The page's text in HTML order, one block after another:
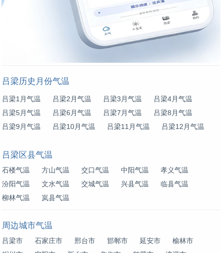
吕梁历史月份气温
吕梁1月气温 吕梁2月气温 吕梁3月气温
吕梁4月气温
吕梁5月气温
吕梁6月气温 吕梁7月气温
吕梁8月气温
吕梁9月气温
吕梁10月气温 吕梁11月气温 吕梁12月气温
吕梁区县气温
石楼气温 方山气温 交口气温 中阳气温
孝义气温
汾阳气温
文水气温 交城气温 兴县气温
临县气温
柳林气温
岚县气温
周边城市气温
吕梁市 石家庄市 邢台市 邯郸市 延安市
榆林市